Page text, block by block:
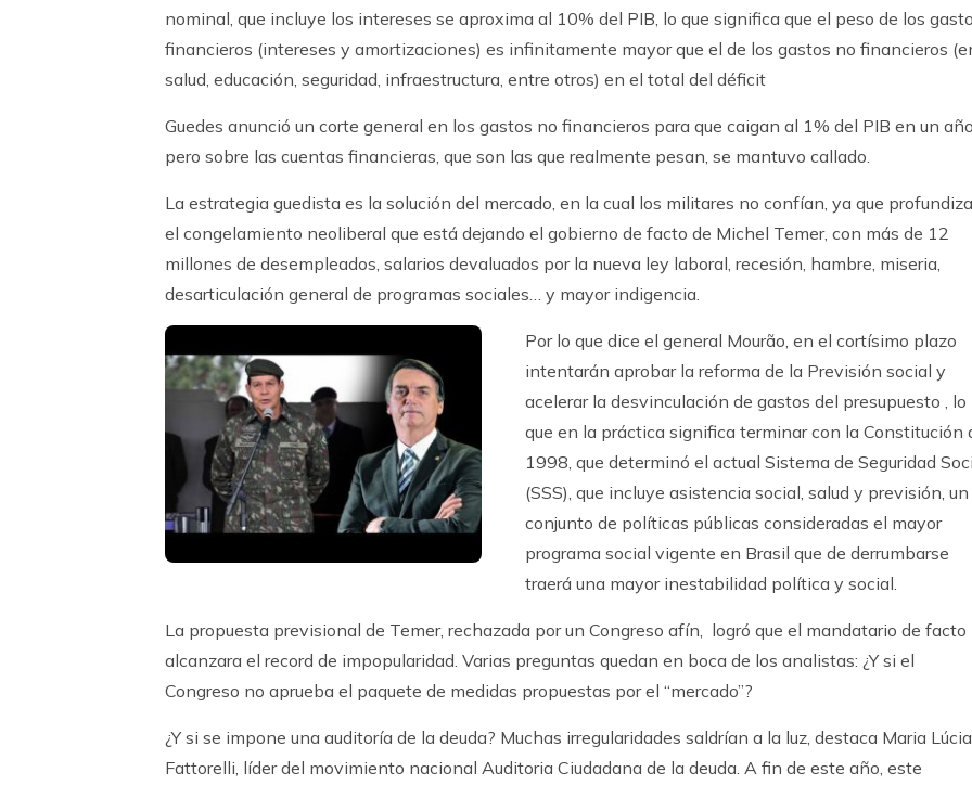
nominal, que incluye los intereses se aproxima al 10% del PIB, lo que significa que el peso de los
financieros (intereses y amortizaciones) es infinitamente mayor que el de los gastos no financieros
salud, educación, seguridad, infraestructura, entre otros) en el total del déficit
Guedes anunció un corte general en los gastos no financieros para que caigan al 1% del PIB en un año,
pero sobre las cuentas financieras, que son las que realmente pesan, se mantuvo callado.
La estrategia guedista es la solución del mercado, en la cual los militares no confían, ya que profundiza
el congelamiento neoliberal que está dejando el gobierno de facto de Michel Temer, con más de 12
millones de desempleados, salarios devaluados por la nueva ley laboral, recesión, hambre, miseria,
desarticulación general de programas sociales… y mayor indigencia.
Por lo que dice el general Mourão, en el cortísimo plazo
intentarán aprobar la reforma de la Previsión social y
acelerar la desvinculación de gastos del presupuesto , lo
que en la práctica significa terminar con la Constitución
1998, que determinó el actual Sistema de Seguridad
(SSS), que incluye asistencia social, salud y previsión, un
conjunto de políticas públicas consideradas el mayor
programa social vigente en Brasil que de derrumbarse
traerá una mayor inestabilidad política y social.
La propuesta previsional de Temer, rechazada por un Congreso afín, logró que el mandatario de facto
alcanzara el record de impopularidad. Varias preguntas quedan en boca de los analistas: ¿Y si el
Congreso no aprueba el paquete de medidas propuestas por el “mercado”?
¿Y si se impone una auditoría de la deuda? Muchas irregularidades saldrían a la luz, destaca Maria Lúcia
Fattorelli, líder del movimiento nacional Auditoria Ciudadana de la deuda. A fin de este año, este